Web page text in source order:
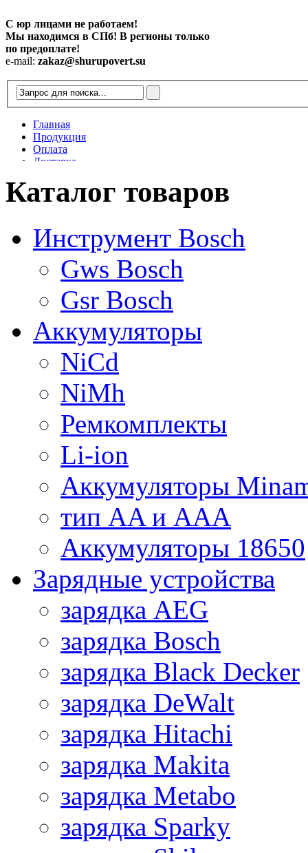
С юр лицами не работаем!
Мы находимся в СПб! В регионы только
по предоплате!
e-mail: zakaz@shurupovert.su
Главная
Продукция
Оплата
Доставка
Статьи
Каталог товаров
Инструмент Bosch
Gws Bosch
Gsr Bosch
Аккумуляторы
NiCd
NiMh
Ремкомплекты
Li-ion
Аккумуляторы
тип AA и AAA
Аккумуляторы 18650
Зарядные устройства
зарядка AEG
зарядка Bosch
зарядка Black Decker
зарядка DeWalt
зарядка Hitachi
зарядка Makita
зарядка Metabo
зарядка Sparky